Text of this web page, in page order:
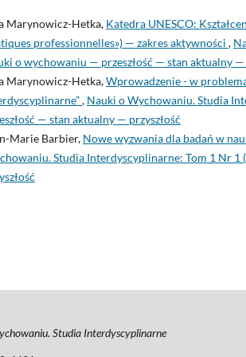
Marynowicz-Hetka, Katedra UNESCO:
professionnelles») — zakres aktywności ,
o wychowaniu — przeszłość — stan aktualny —
Marynowicz-Hetka,Wprowadzenie - w
, Nauki o Wychowaniu. Studia
— stan aktualny — przyszłość
Marie Barbier, Nowe wyzwania dla badań w
Studia Interdyscyplinarne: Tom 1 Nr
Studia Interdyscyplinarne